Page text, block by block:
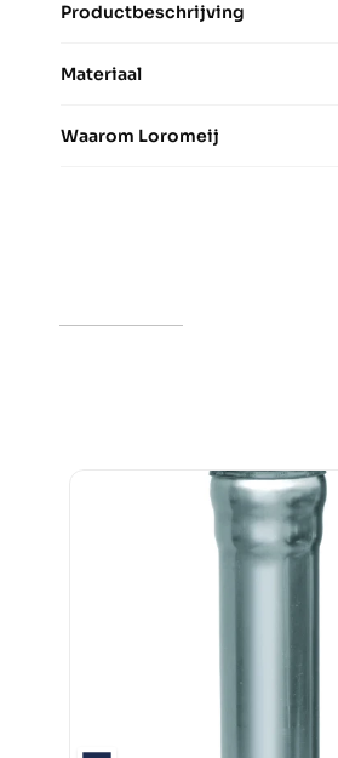
Productbeschrijving
Materiaal
Waarom Loromeij